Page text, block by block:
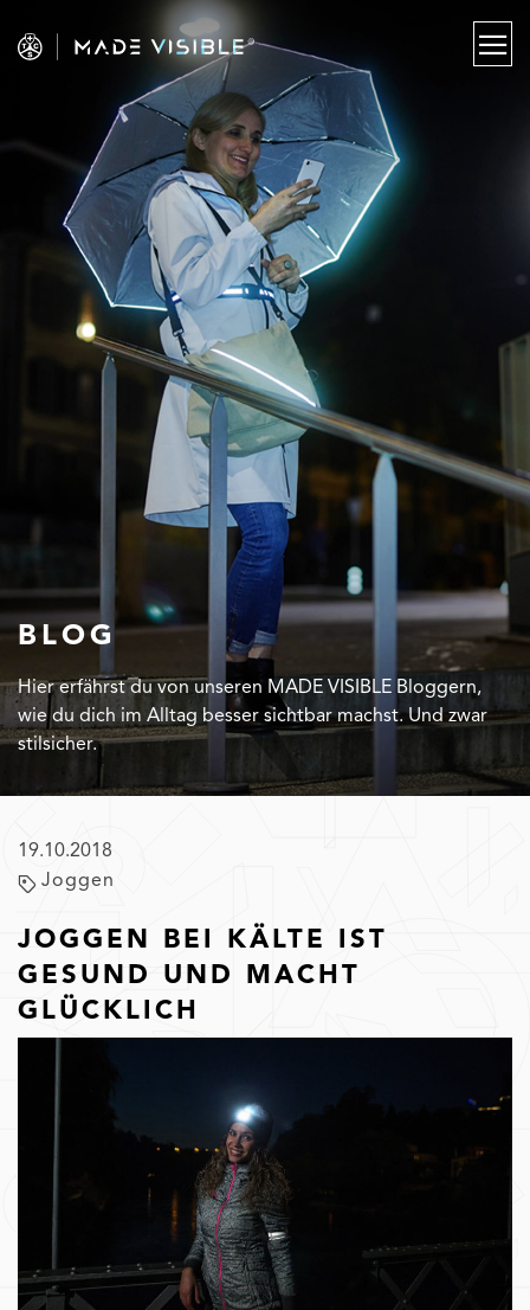
BLOG
Hier erfährst du von unseren MADE VISIBLE Bloggern,
wie du dich im Alltag besser sichtbar machst. Und zwar
stilsicher.
19.10.2018
Joggen
JOGGEN BEI KÄLTE IST
GESUND UND MACHT
GLÜCKLICH